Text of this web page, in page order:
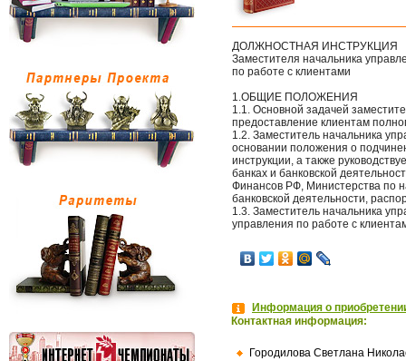
ДОЛЖНОСТНАЯ ИНСТРУКЦИЯ
Заместителя начальника
по работе с клиентами
1.ОБЩИЕ ПОЛОЖЕНИЯ
1.1. Основной задачей
предоставление клиентам
1.2. Заместитель начальника
основании положения о
инструкции, а также
банках и банковской
Финансов РФ, Министерства по
банковской деятельности,
1.3. Заместитель начальника
управления по работе с
Информация о
Контактная информация:
Городилова Светлана